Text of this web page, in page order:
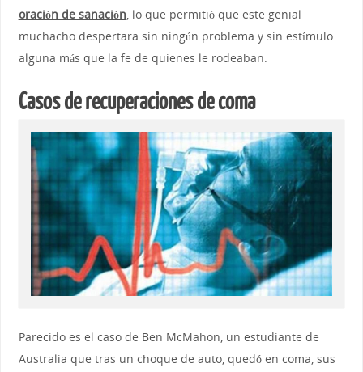
oración de sanación, lo que permitió que este genial
muchacho despertara sin ningún problema y sin estímulo
alguna más que la fe de quienes le rodeaban.
Casos de recuperaciones de coma
Parecido es el caso de Ben McMahon, un estudiante de
Australia que tras un choque de auto, quedó en coma, sus